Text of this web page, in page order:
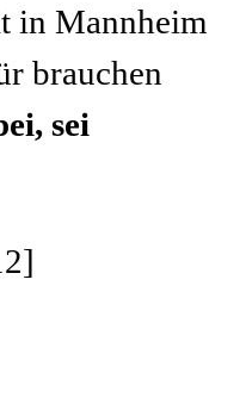
in Mannheim
brauchen
sei